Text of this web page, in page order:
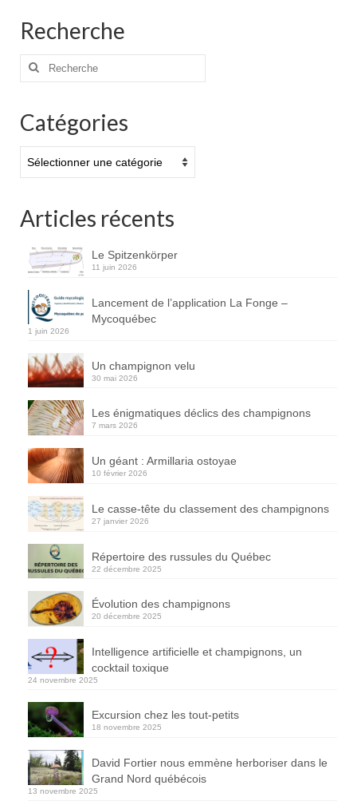
Recherche
Rechercher
Catégories
Articles récents
Le Spitzenkörper
11 juin 2026
Lancement de l’application La Fonge –
Mycoquébec
1 juin 2026
Un champignon velu
30 mai 2026
Les énigmatiques déclics des champignons
7 mars 2026
Un géant : Armillaria ostoyae
10 février 2026
Le casse-tête du classement des champignons
27 janvier 2026
Répertoire des russules du Québec
22 décembre 2025
Évolution des champignons
20 décembre 2025
Intelligence artificielle et champignons, un
cocktail toxique
24 novembre 2025
Excursion chez les tout-petits
18 novembre 2025
David Fortier nous emmène herboriser dans le
Grand Nord québécois
13 novembre 2025